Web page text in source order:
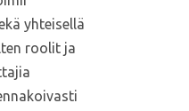
yhteisellä
roolit ja